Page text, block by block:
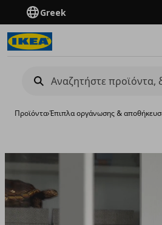
Greek
Προϊόντα›Έπιπλα οργάνωσης &